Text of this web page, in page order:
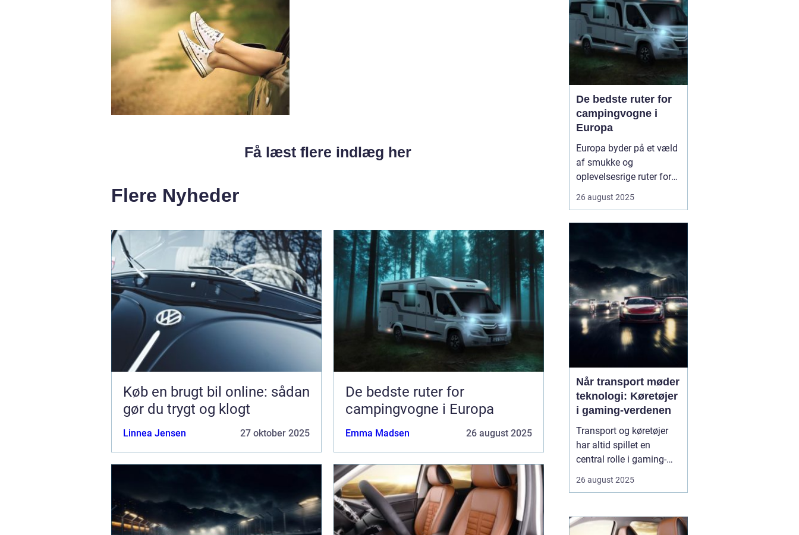
Få læst flere indlæg her
Flere Nyheder
Køb en brugt bil online: sådan
gør du trygt og klogt
Linnea Jensen 27 oktober 2025
De bedste ruter for
campingvogne i Europa
Emma Madsen 26 august 2025
De bedste ruter for
campingvogne i
Europa
Europa byder på et væld
af smukke og
oplevelsesrige ruter for
kystnære veje med
charmerende landsbyer,
er mulighederne mange.
Campingvognen giver
friheden til ...
26 august 2025
Når transport møder
teknologi: Køretøjer
i gaming-verdenen
Transport og køretøjer
har altid spillet en
central rolle i gaming-
racingspil til futuristiske
motorcykler og lastbiler
spillerne mulighed for at
26 august 2025